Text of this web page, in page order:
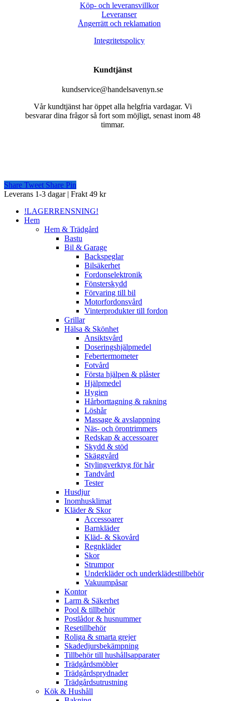
Köp- och leveransvillkor
Leveranser
Ångerrätt och reklamation
Integritetspolicy
Kundtjänst
kundservice@handelsavenyn.se
Vår kundtjänst har öppet alla helgfria vardagar. Vi
besvarar dina frågor så fort som möjligt, senast inom 48
timmar.
Share Tweet Share Pin
Close
Leverans 1-3 dagar | Frakt 49 kr
!LAGERRENSNING!
Hem
Hem & Trädgård
Bastu
Bil & Garage
Backspeglar
Bilsäkerhet
Fordonselektronik
Fönsterskydd
Förvaring till bil
Motorfordonsvård
Vinterprodukter till fordon
Grillar
Hälsa & Skönhet
Ansiktsvård
Doseringshjälpmedel
Febertermometer
Fotvård
Första hjälpen & plåster
Hjälpmedel
Hygien
Hårborttagning & rakning
Löshår
Massage & avslappning
Näs- och örontrimmers
Redskap & accessoarer
Skydd & stöd
Skäggvård
Stylingverktyg för hår
Tandvård
Tester
Husdjur
Inomhusklimat
Kläder & Skor
Accessoarer
Barnkläder
Kläd- & Skovård
Regnkläder
Skor
Strumpor
Underkläder och underklädestillbehör
Vakuumpåsar
Kontor
Larm & Säkerhet
Pool & tillbehör
Postlådor & husnummer
Resetillbehör
Roliga & smarta grejer
Skadedjursbekämpning
Tillbehör till hushållsapparater
Trädgårdsmöbler
Trädgårdsprydnader
Trädgårdsutrustning
Kök & Hushåll